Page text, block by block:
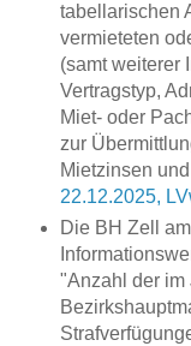
tabellarischen
vermieteten
(samt weiterer
Vertragstyp,
Miet- oder
zur
Mietzinsen
22.12.2025,
Die BH Zell
"Anzahl der im